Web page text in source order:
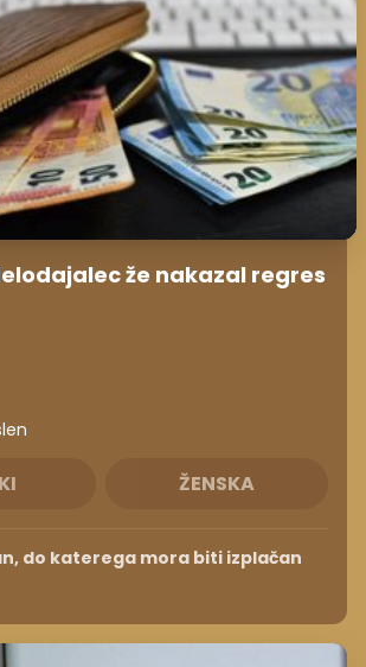
že nakazal regres
ŽENSKA
do katerega mora biti izplačan